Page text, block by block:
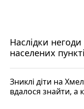
Наслідки
населених
Зниклі діти на
вдалося знайти, а